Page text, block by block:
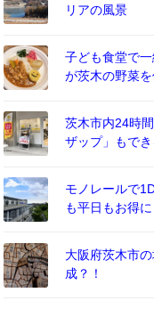
リアの風景
子ども食堂で
が茨木の野菜
茨木市内24時
ザップ」もでき
モノレールで
も平日もお得に
大阪府茨木市
成？！